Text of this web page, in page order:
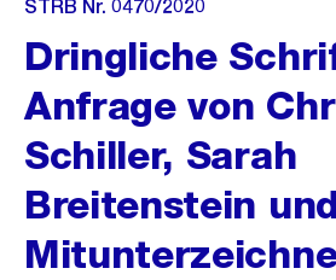
STRB Nr. 0470/2020
Dringliche
Anfrage von
Schiller, Sarah
Breitenstein